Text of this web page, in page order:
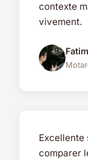
contexte
vivement.
comparer